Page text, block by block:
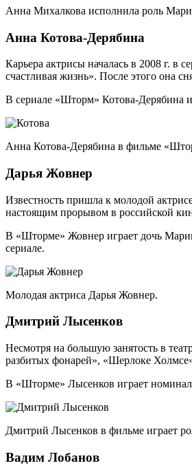
Анна Михалкова исполнила роль
Анна Котова-Дерябина
Карьера актрисы началась в 2008 г. в
счастливая жизнь». После этого она
В сериале «Шторм» Котова-Дерябина
Анна Котова-Дерябина в фильме
Дарья Жовнер
Известность пришла к молодой
настоящим прорывом в российской
В «Шторме» Жовнер играет дочь
сериале.
Молодая актриса Дарья Жовнер.
Дмитрий Лысенков
Несмотря на большую занятость в
разбитых фонарей», «Шерлоке
В «Шторме» Лысенков играет
Дмитрий Лысенков в фильме играет
Вадим Лобанов